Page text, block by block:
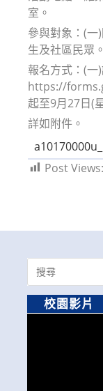
室。
參與對象：(一
生及社區民眾。
報名方式：(一
https://
起至9月27日(
詳如附件。
Post Views:
Search
for:
校園影片